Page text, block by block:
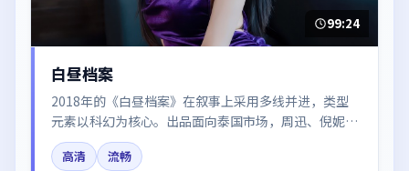
99:24
白昼档案
2018年的《白昼档案》在叙事上采用多线并进，类型
元素以科幻为核心。出品面向泰国市场，周迅、倪妮、
王凯、梁朝伟、刘亦菲所饰角色推动关键反转，结尾留
白引发讨论。
高清
流畅